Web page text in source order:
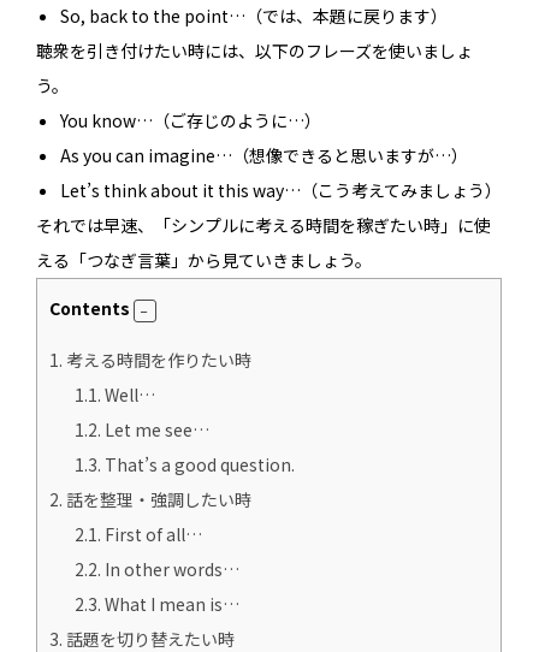
So, back to the point…（では、本題に戻ります）
聴衆を引き付けたい時には、以下のフレーズを使いましょ
う。
You know…（ご存じのように…）
As you can imagine…（想像できると思いますが…）
Let’s think about it this way…（こう考えてみましょう）
それでは早速、「シンプルに考える時間を稼ぎたい時」に使
える「つなぎ言葉」から見ていきましょう。
Contents
1. 考える時間を作りたい時
1.1. Well…
1.2. Let me see…
1.3. That’s a good question.
2. 話を整理・強調したい時
2.1. First of all…
2.2. In other words…
2.3. What I mean is…
3. 話題を切り替えたい時